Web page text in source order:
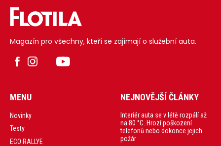
Magazín pro všechny, kteří se zajímají o služební auta.
MENU
Novinky
Testy
ECO RALLYE
NEJNOVĚJŠÍ ČLÁNKY
Interiér auta se v létě rozpálí až
na 80 °C. Hrozí poškození
telefonů nebo dokonce jejich
požár